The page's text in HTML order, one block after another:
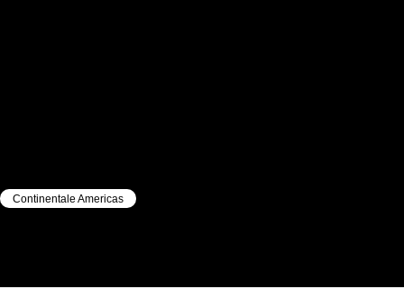
Continentale Americas